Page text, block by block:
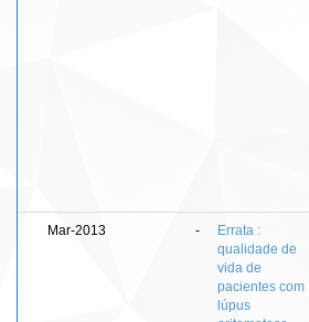
Mar-2013 -
Errata :
qualidade de
vida de
pacientes com
lúpus